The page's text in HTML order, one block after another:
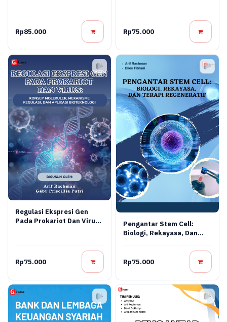
Rp85.000 Rp75.000
Regulasi Ekspresi Gen
Pada Prokariot Dan Virus:
Rp75.000
Pengantar Stem Cell:
Biologi, Rekayasa, Dan
Rp75.000